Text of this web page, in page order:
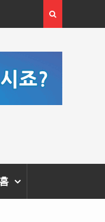
류와 운영방법